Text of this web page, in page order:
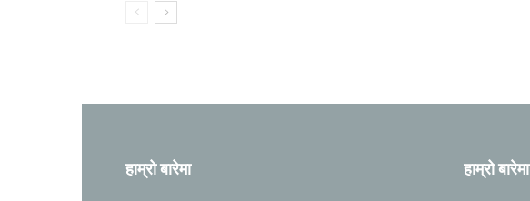
हाम्रो बारेमा हाम्रो बारेमा